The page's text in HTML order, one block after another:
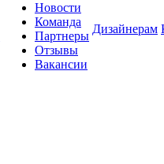
Новости
Команда
Партнеры
Отзывы
Вакансии
Дизайнерам